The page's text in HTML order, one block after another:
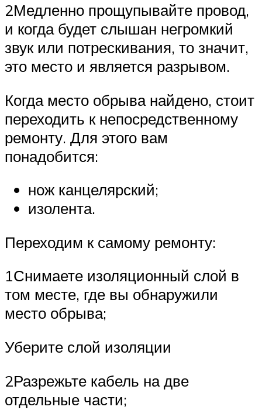
2Медленно прощупывайте провод,
и когда будет слышан негромкий
звук или потрескивания, то значит,
это место и является разрывом.
Когда место обрыва найдено, стоит
переходить к непосредственному
ремонту. Для этого вам
понадобится:
нож канцелярский;
изолента.
Переходим к самому ремонту:
1Снимаете изоляционный слой в
том месте, где вы обнаружили
место обрыва;
Уберите слой изоляции
2Разрежьте кабель на две
отдельные части;